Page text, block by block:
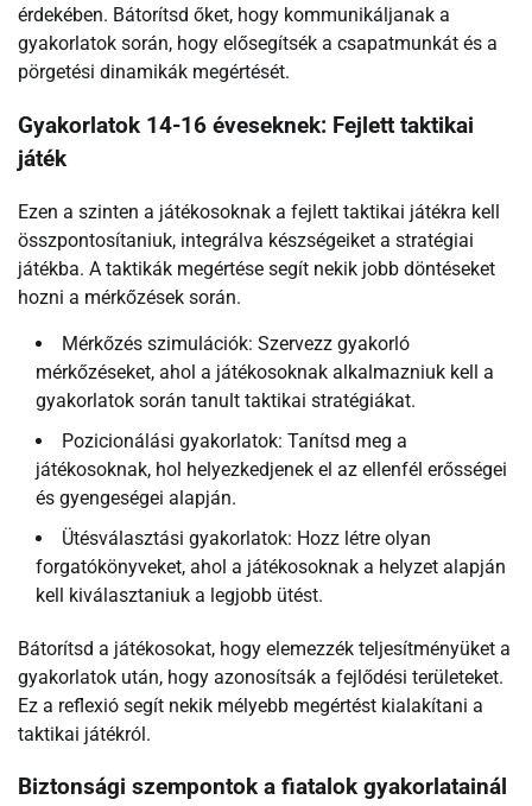
érdekében. Bátorítsd őket, hogy kommunikáljanak a
gyakorlatok során, hogy elősegítsék a csapatmunkát és a
pörgetési dinamikák megértését.
Gyakorlatok 14-16 éveseknek: Fejlett taktikai
játék
Ezen a szinten a játékosoknak a fejlett taktikai játékra kell
összpontosítaniuk, integrálva készségeiket a stratégiai
játékba. A taktikák megértése segít nekik jobb döntéseket
hozni a mérkőzések során.
Mérkőzés szimulációk: Szervezz gyakorló
mérkőzéseket, ahol a játékosoknak alkalmazniuk kell a
gyakorlatok során tanult taktikai stratégiákat.
Pozicionálási gyakorlatok: Tanítsd meg a
játékosoknak, hol helyezkedjenek el az ellenfél erősségei
és gyengeségei alapján.
Ütésválasztási gyakorlatok: Hozz létre olyan
forgatókönyveket, ahol a játékosoknak a helyzet alapján
kell kiválasztaniuk a legjobb ütést.
Bátorítsd a játékosokat, hogy elemezzék teljesítményüket a
gyakorlatok után, hogy azonosítsák a fejlődési területeket.
Ez a reflexió segít nekik mélyebb megértést kialakítani a
taktikai játékról.
Biztonsági szempontok a fiatalok gyakorlatainál